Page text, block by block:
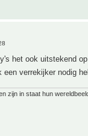
het ook uitstekend
verrekijker nodig
zijn in staat hun